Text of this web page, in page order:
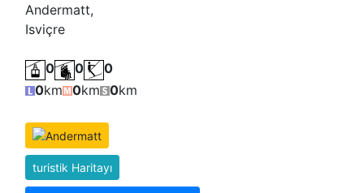
Andermatt,
Isviçre
0 0
0
0km 0km 0km
turistik Haritayı